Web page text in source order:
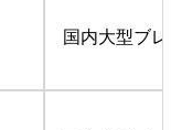
国内大型ブ